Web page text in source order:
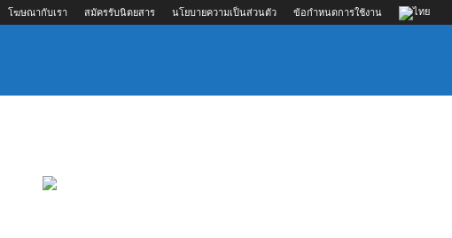
โฆษณากับเรา สมัครรับนิตยสาร นโยบายความเป็นส่วนตัว ข้อกำหนดการใช้งาน